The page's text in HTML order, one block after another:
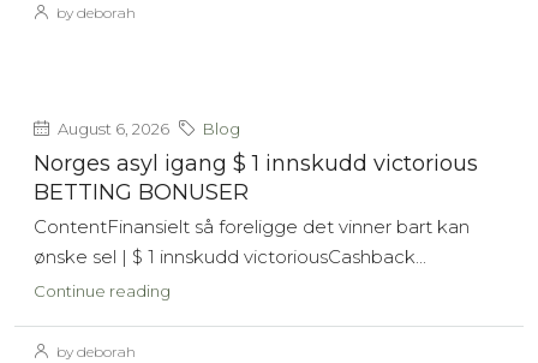
by deborah
August 6, 2026 Blog
Norges asyl igang $ 1 innskudd victorious
BETTING BONUSER
ContentFinansielt så foreligge det vinner bart kan
ønske sel | $ 1 innskudd victoriousCashback...
Continue reading
by deborah